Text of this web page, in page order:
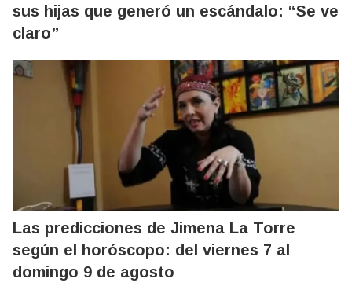
sus hijas que generó un escándalo: “Se ve
claro”
Las predicciones de Jimena La Torre
según el horóscopo: del viernes 7 al
domingo 9 de agosto